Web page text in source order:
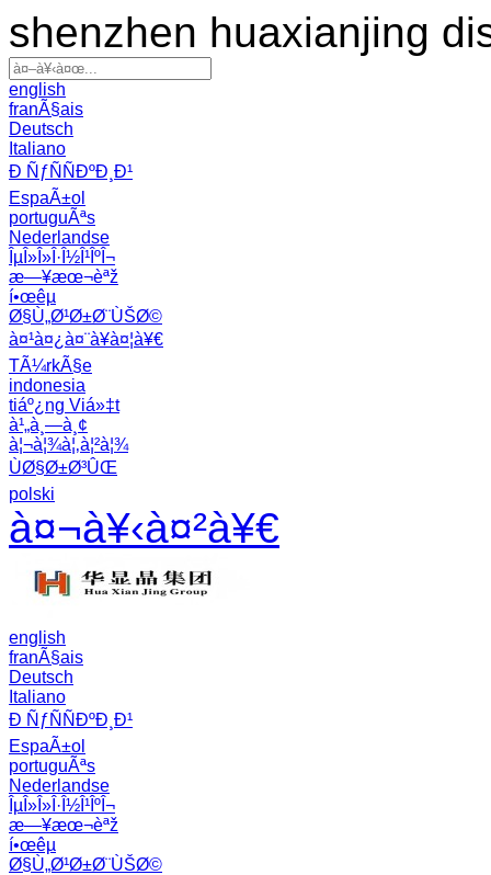
shenzhen huaxianjing
english
franÃ§ais
Deutsch
Italiano
Ð ÑƒÑÑÐºÐ¸Ð¹
EspaÃ±ol
portuguÃªs
Nederlandse
ÎµÎ»Î»Î·Î½Î¹ÎºÎ¬
æ—¥æœ¬èªž
í•œêµ­
Ø§Ù„Ø¹Ø±Ø¨ÙŠØ©
à¤¹à¤¿à¤¨à¥à¤¦à¥€
TÃ¼rkÃ§e
indonesia
tiáº¿ng Viá»‡t
à¹„à¸—à¸¢
à¦¬à¦¾à¦‚à¦²à¦¾
ÙØ§Ø±Ø³ÛŒ
polski
à¤¬à¥‹à¤²à¥€
english
franÃ§ais
Deutsch
Italiano
Ð ÑƒÑÑÐºÐ¸Ð¹
EspaÃ±ol
portuguÃªs
Nederlandse
ÎµÎ»Î»Î·Î½Î¹ÎºÎ¬
æ—¥æœ¬èªž
í•œêµ­
Ø§Ù„Ø¹Ø±Ø¨ÙŠØ©